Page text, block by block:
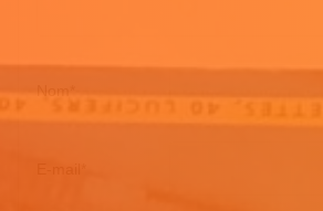
Nom